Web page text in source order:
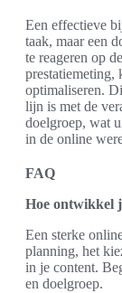
Een effectieve
taak, maar een
te reageren op
prestatiemeting,
optimaliseren.
lijn is met de
doelgroep, wat
in de online
FAQ
Hoe ontwikkel
Een sterke
planning, het
in je content.
en doelgroep.